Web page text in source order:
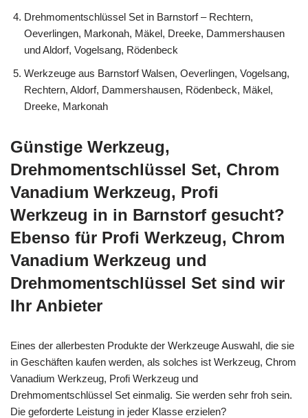
Drehmomentschlüssel Set in Barnstorf – Rechtern,
Oeverlingen, Markonah, Mäkel, Dreeke, Dammershausen
und Aldorf, Vogelsang, Rödenbeck
Werkzeuge aus Barnstorf Walsen, Oeverlingen, Vogelsang,
Rechtern, Aldorf, Dammershausen, Rödenbeck, Mäkel,
Dreeke, Markonah
Günstige Werkzeug,
Drehmomentschlüssel Set, Chrom
Vanadium Werkzeug, Profi
Werkzeug in in Barnstorf gesucht?
Ebenso für Profi Werkzeug, Chrom
Vanadium Werkzeug und
Drehmomentschlüssel Set sind wir
Ihr Anbieter
Eines der allerbesten Produkte der Werkzeuge Auswahl, die sie
in Geschäften kaufen werden, als solches ist Werkzeug, Chrom
Vanadium Werkzeug, Profi Werkzeug und
Drehmomentschlüssel Set einmalig. Sie werden sehr froh sein.
Die geforderte Leistung in jeder Klasse erzielen?